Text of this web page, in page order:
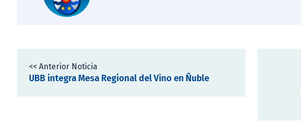
<< Anterior Noticia
UBB integra Mesa Regional del Vino en Ñuble